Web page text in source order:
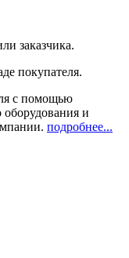
заказчика.
покупателя.
с помощью
оборудования и
подробнее...